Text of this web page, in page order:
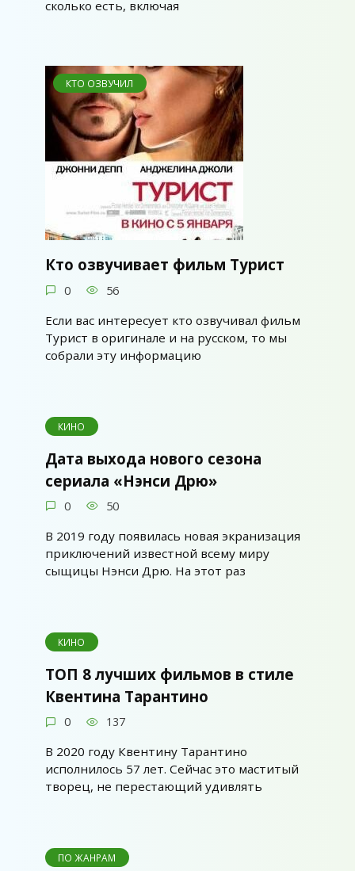
сколько есть, включая
КТО ОЗВУЧИЛ
Кто озвучивает фильм Турист
0 56
Если вас интересует кто озвучивал фильм
Турист в оригинале и на русском, то мы
собрали эту информацию
КИНО
Дата выхода нового сезона
сериала «Нэнси Дрю»
0 50
В 2019 году появилась новая экранизация
приключений известной всему миру
сыщицы Нэнси Дрю. На этот раз
КИНО
ТОП 8 лучших фильмов в стиле
Квентина Тарантино
0 137
В 2020 году Квентину Тарантино
исполнилось 57 лет. Сейчас это маститый
творец, не перестающий удивлять
ПО ЖАНРАМ